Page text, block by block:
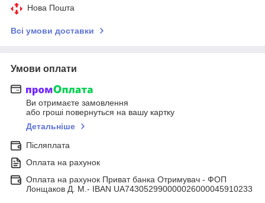
Нова Пошта
Всі умови доставки
Умови оплати
Ви отримаєте замовлення
або гроші повернуться на вашу картку
Детальніше
Післяплата
Оплата на рахунок
Оплата на рахунок Приват банка Отримувач - ФОП
Лонщаков Д. М.- IBAN UA743052990000026000045910233